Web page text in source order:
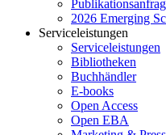
2026 Emerging
Serviceleistungen
Serviceleistungen
Bibliotheken
Buchhändler
E-books
Open Access
Open EBA